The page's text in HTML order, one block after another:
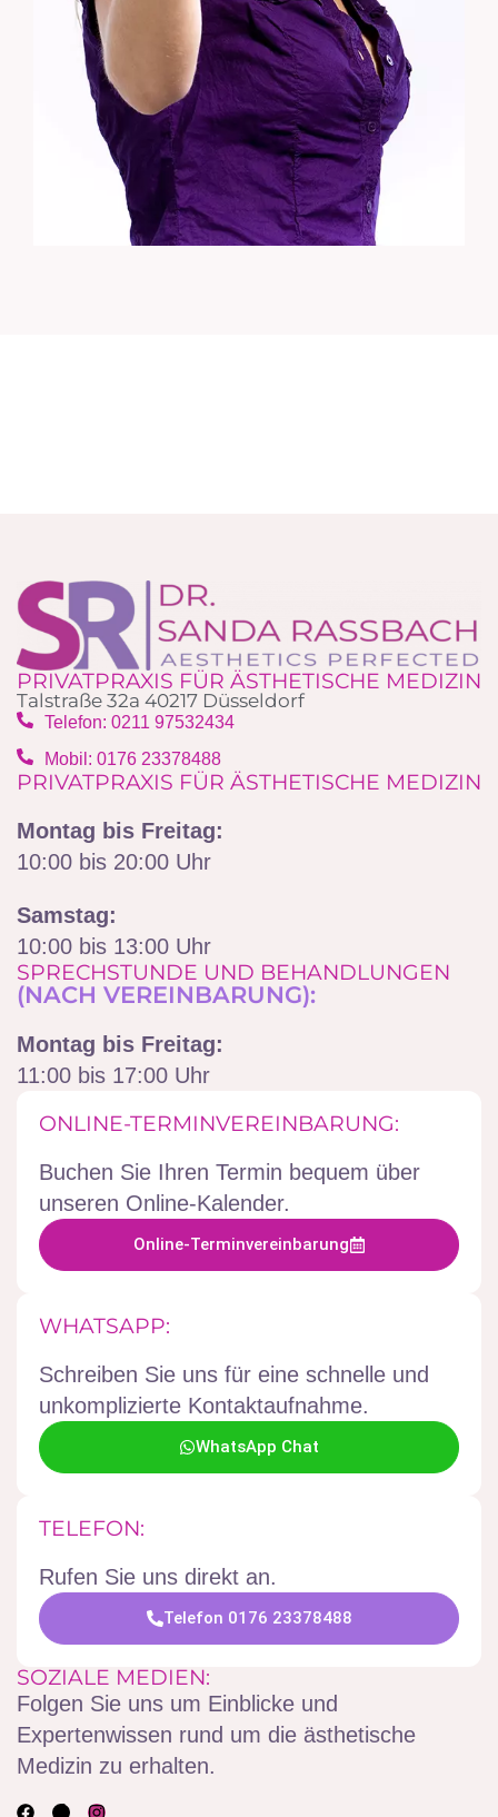
PRIVATPRAXIS FÜR ÄSTHETISCHE MEDIZIN
Talstraße 32a 40217 Düsseldorf
Telefon: 0211 97532434
Mobil: 0176 23378488‬
PRIVATPRAXIS FÜR ÄSTHETISCHE MEDIZIN
Montag bis Freitag:
10:00 bis 20:00 Uhr
Samstag:
10:00 bis 13:00 Uhr
SPRECHSTUNDE UND BEHANDLUNGEN
(NACH VEREINBARUNG):
Montag bis Freitag:
11:00 bis 17:00 Uhr
ONLINE-TERMINVEREINBARUNG:
Buchen Sie Ihren Termin bequem über
unseren Online-Kalender.
Online-Terminvereinbarung
WHATSAPP:
Schreiben Sie uns für eine schnelle und
unkomplizierte Kontaktaufnahme.
WhatsApp Chat
TELEFON:
Rufen Sie uns direkt an.
Telefon 0176 23378488
SOZIALE MEDIEN:
Folgen Sie uns um Einblicke und
Expertenwissen rund um die ästhetische
Medizin zu erhalten.